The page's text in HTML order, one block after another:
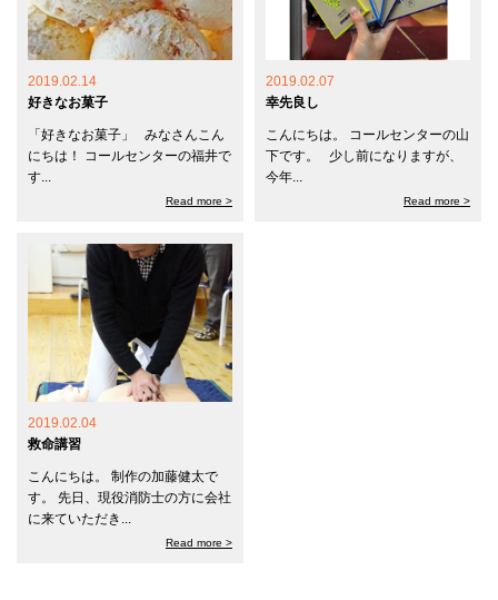
2019.02.14
好きなお菓子
「好きなお菓子」 みなさんこん
にちは！ コールセンターの福井で
す...
Read more >
2019.02.07
幸先良し
こんにちは。 コールセンターの山
下です。 少し前になりますが、
今年...
Read more >
2019.02.04
救命講習
こんにちは。 制作の加藤健太で
す。 先日、現役消防士の方に会社
に来ていただき...
Read more >